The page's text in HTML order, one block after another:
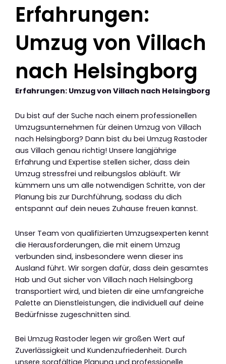
Erfahrungen:
Umzug von Villach
nach Helsingborg
Erfahrungen: Umzug von Villach nach Helsingborg
Du bist auf der Suche nach einem professionellen
Umzugsunternehmen für deinen Umzug von Villach
nach Helsingborg? Dann bist du bei Umzug Rastoder
aus Villach genau richtig! Unsere langjährige
Erfahrung und Expertise stellen sicher, dass dein
Umzug stressfrei und reibungslos abläuft. Wir
kümmern uns um alle notwendigen Schritte, von der
Planung bis zur Durchführung, sodass du dich
entspannt auf dein neues Zuhause freuen kannst.
Unser Team von qualifizierten Umzugsexperten kennt
die Herausforderungen, die mit einem Umzug
verbunden sind, insbesondere wenn dieser ins
Ausland führt. Wir sorgen dafür, dass dein gesamtes
Hab und Gut sicher von Villach nach Helsingborg
transportiert wird, und bieten dir eine umfangreiche
Palette an Dienstleistungen, die individuell auf deine
Bedürfnisse zugeschnitten sind.
Bei Umzug Rastoder legen wir großen Wert auf
Zuverlässigkeit und Kundenzufriedenheit. Durch